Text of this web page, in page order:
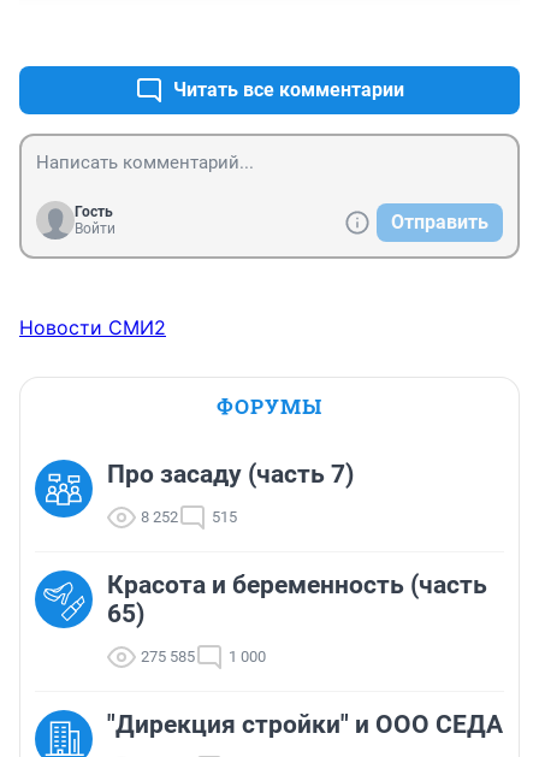
Читать все комментарии
Гость
Войти
Отправить
Новости СМИ2
ФОРУМЫ
Про засаду (часть 7)
8 252 515
Красота и беременность (часть
65)
275 585 1 000
"Дирекция стройки" и ООО СЕДА